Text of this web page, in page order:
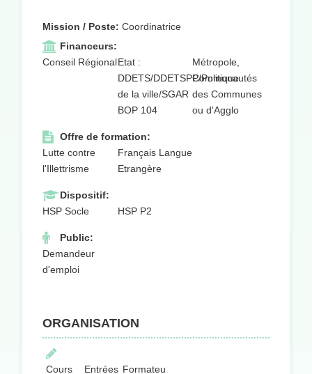
Mission / Poste: Coordinatrice
Financeurs:
Conseil RégionalEtat :
DDETS/DDETSPP/Politique
de la ville/SGAR
BOP 104
Métropole,
Communautés
des Communes
ou d'Agglo
Offre de formation:
Lutte contre
l'Illettrisme
Français Langue
Etrangère
Dispositif:
HSP Socle
HSP P2
Public:
Demandeur
d'emploi
ORGANISATION
Cours
Entrées Formateurs